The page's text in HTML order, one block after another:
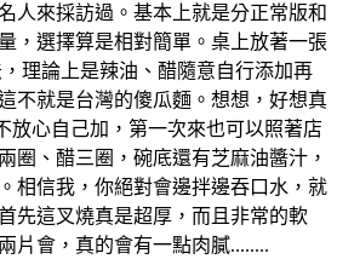
人來採訪過。基本上就是分正常版和
，選擇算是相對簡單。桌上放著一張
理論上是辣油、醋隨意自行添加再
不就是台灣的傻瓜麵。想想，好想真
放心自己加，第一次來也可以照著店
圈、醋三圈，碗底還有芝麻油醬汁，
相信我，你絕對會邊拌邊吞口水，就
先這叉燒真是超厚，而且非常的軟
片會，真的會有一點肉膩........